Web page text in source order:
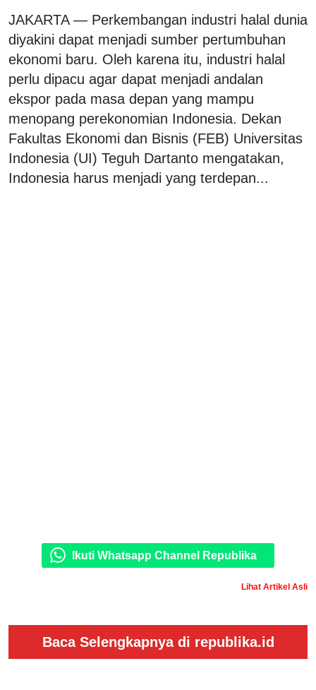
JAKARTA — Perkembangan industri halal dunia
diyakini dapat menjadi sumber pertumbuhan
ekonomi baru. Oleh karena itu, industri halal
perlu dipacu agar dapat menjadi andalan
ekspor pada masa depan yang mampu
menopang perekonomian Indonesia. Dekan
Fakultas Ekonomi dan Bisnis (FEB) Universitas
Indonesia (UI) Teguh Dartanto mengatakan,
Indonesia harus menjadi yang terdepan...
Ikuti Whatsapp Channel Republika
Lihat Artikel Asli
Baca Selengkapnya di republika.id